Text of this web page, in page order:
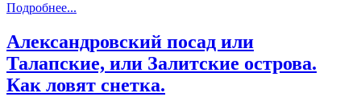
Подробнее...
Александровский посад или
Талапские, или Залитские острова.
Как ловят снетка.